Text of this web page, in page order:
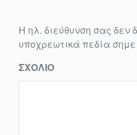
Η ηλ. διεύθυνση σας δεν
υποχρεωτικά πεδία
ΣΧΌΛΙΟ